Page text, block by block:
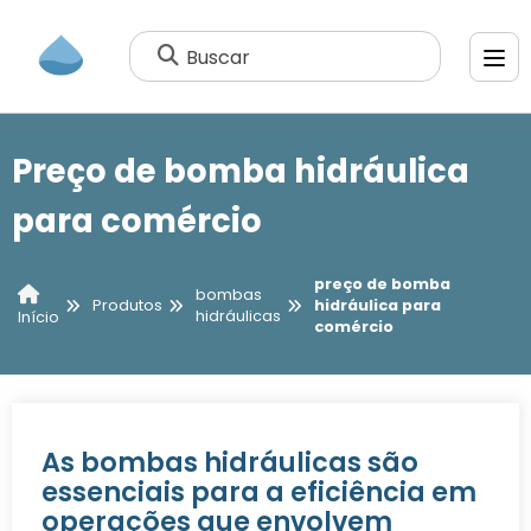
Buscar
Preço de bomba hidráulica
para comércio
Início
Produtos
bombas
hidráulicas
preço de bomba
hidráulica para
comércio
As bombas hidráulicas são
essenciais para a eficiência em
operações que envolvem